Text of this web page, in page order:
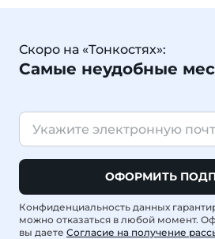
Скоро на «Тонкостях»:
Самые неудобные
ОФОРМИТЬ
Конфиденциальность данных
можно отказаться в любой момент.
вы даете Согласие на получение